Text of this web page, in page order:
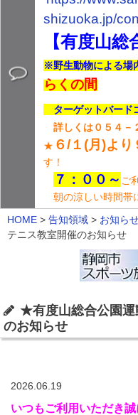
shizuoka.jp/
【有度山総
※野生動物による場
らくの間
ターゲットバード
詳しくは０５４－
★ ６/１(月)よ
す！
７：００～ ご
朝の涼しい時間帯
HOME > 告知領域 > お知ら
テニス教室開催のお知らせ
★有度山総合公園
のお知らせ
2026.06.19
いつもご利用いただき誠